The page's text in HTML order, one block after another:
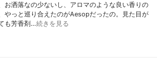
お洒落なの少ないし、アロマのような良い香りの
やっと巡り合えたのがAesopだったの。見た目が
も芳香剤…続きを見る